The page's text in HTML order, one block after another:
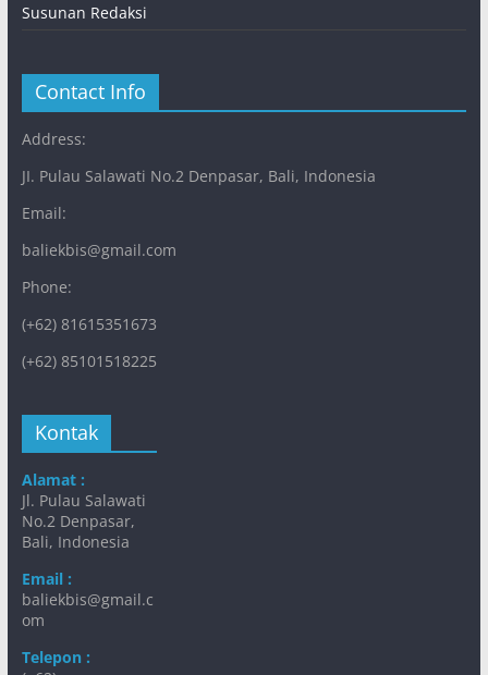
Susunan Redaksi
Contact Info
Address:
JI. Pulau Salawati No.2 Denpasar, Bali, Indonesia
Email:
baliekbis@gmail.com
Phone:
(+62) 81615351673
(+62) 85101518225
Kontak
Alamat :
Jl. Pulau Salawati
No.2 Denpasar,
Bali, Indonesia
Email :
baliekbis@gmail.c
om
Telepon :